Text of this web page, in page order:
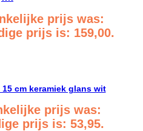
prijs was:
prijs is: 159,00.
cm keramiek glans wit
prijs was:
prijs is: 53,95.